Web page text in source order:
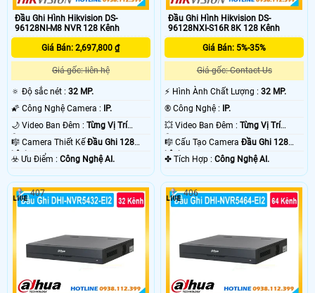
Đầu Ghi Hình Hikvision DS-
96128NI-M8 NVR 128 Kênh
Giá Bán: 2,697,800 ₫
Giá gốc: liên hệ
🔅 Độ sắc nét : 32 MP.
🌠 Công Nghệ Camera : IP.
🌙 Video Ban Đêm : Từng Vị Trí
Camera .
🎼️ Camera Thiết KếĐầu Ghi 128
kênh.
️☣️ Ưu Điểm : Công Nghệ AI.
Đầu Ghi Hình Hikvision DS-
96128NXI-S16R 8K 128 Kênh
Giá Bán: 5%-35%
Giá gốc: Contact Us
️⚡ Hình Ành Chất Lượng :32 MP.
®️ Công Nghệ : IP.
💥 Video Ban Đêm :Từng Vị Trí
Camera .
🎼️ Cấu Tạo CameraĐầu Ghi 128
kênh.
️✤ Tích Hợp :Công Nghệ AI.
407 406